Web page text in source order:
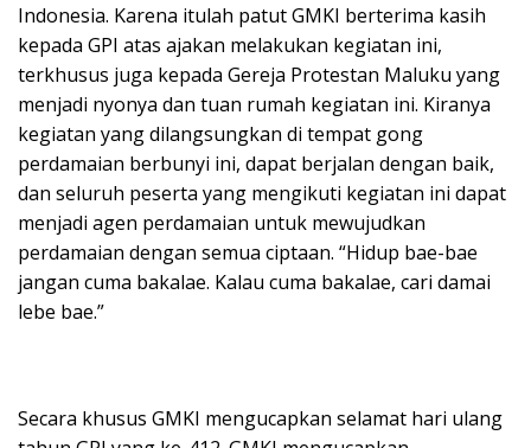
Indonesia. Karena itulah patut GMKI berterima kasih
kepada GPI atas ajakan melakukan kegiatan ini,
terkhusus juga kepada Gereja Protestan Maluku yang
menjadi nyonya dan tuan rumah kegiatan ini. Kiranya
kegiatan yang dilangsungkan di tempat gong
perdamaian berbunyi ini, dapat berjalan dengan baik,
dan seluruh peserta yang mengikuti kegiatan ini dapat
menjadi agen perdamaian untuk mewujudkan
perdamaian dengan semua ciptaan. “Hidup bae-bae
jangan cuma bakalae. Kalau cuma bakalae, cari damai
lebe bae.”
Secara khusus GMKI mengucapkan selamat hari ulang